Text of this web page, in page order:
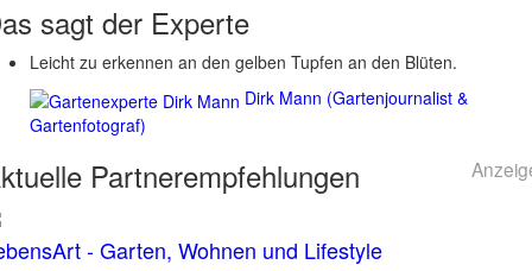
sagt der Experte
Leicht zu erkennen an den gelben Tupfen an den Blüten.
Dirk Mann (Gartenjournalist &
Gartenfotograf)
Partnerempfehlungen
- Garten, Wohnen und Lifestyle